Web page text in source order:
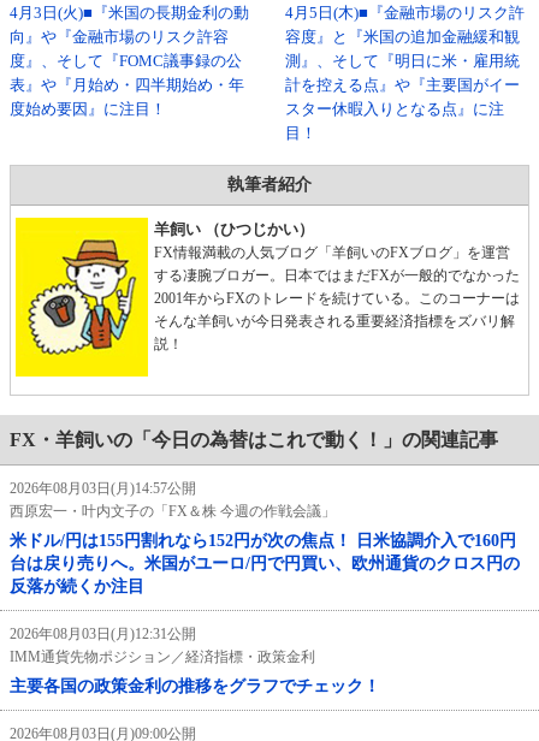
4月3日(火)■『米国の長期金利の動
向』や『金融市場のリスク許容
度』、そして『FOMC議事録の公
表』や『月始め・四半期始め・年
度始め要因』に注目！
4月5日(木)■『金融市場のリスク許
容度』と『米国の追加金融緩和観
測』、そして『明日に米・雇用統
計を控える点』や『主要国がイー
スター休暇入りとなる点』に注
目！
執筆者紹介
羊飼い （ひつじかい）
FX情報満載の人気ブログ「羊飼いのFXブログ」を運営
する凄腕ブロガー。日本ではまだFXが一般的でなかった
2001年からFXのトレードを続けている。このコーナーは
そんな羊飼いが今日発表される重要経済指標をズバリ解
説！
FX・羊飼いの「今日の為替はこれで動く！」の関連記事
2026年08月03日(月)14:57公開
西原宏一・叶内文子の「FX＆株 今週の作戦会議」
米ドル/円は155円割れなら152円が次の焦点！ 日米協調介入で160円
台は戻り売りへ。米国がユーロ/円で円買い、欧州通貨のクロス円の
反落が続くか注目
2026年08月03日(月)12:31公開
IMM通貨先物ポジション／経済指標・政策金利
主要各国の政策金利の推移をグラフでチェック！
2026年08月03日(月)09:00公開